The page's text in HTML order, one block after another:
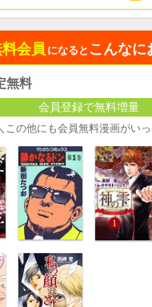
会員 になると こんなに
無料
会員登録で無料増量
この他にも会員無料漫画がい